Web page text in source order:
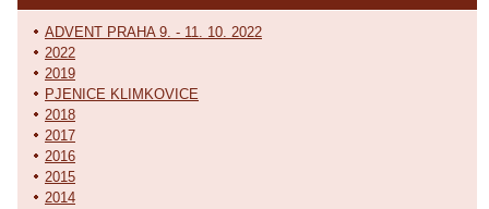
ADVENT PRAHA 9. - 11. 10. 2022
2022
2019
PJENICE KLIMKOVICE
2018
2017
2016
2015
2014